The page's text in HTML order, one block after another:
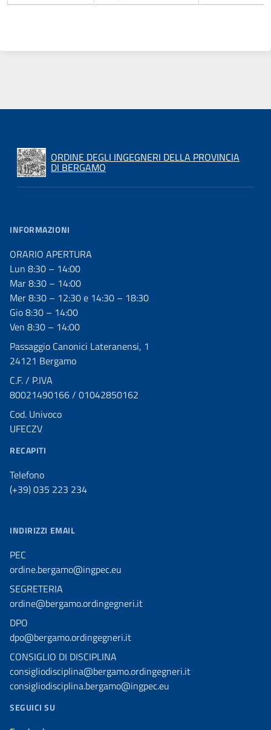
ORDINE DEGLI INGEGNERI DELLA PROVINCIA
DI BERGAMO
INFORMAZIONI
ORARIO APERTURA
Lun 8:30 – 14:00
Mar 8:30 – 14:00
Mer 8:30 – 12:30 e 14:30 – 18:30
Gio 8:30 – 14:00
Ven 8:30 – 14:00
Passaggio Canonici Lateranensi, 1
24121 Bergamo
C.F. / P.IVA
80021490166 / 01042850162
Cod. Univoco
UFECZV
RECAPITI
Telefono
(+39) 035 223 234
INDIRIZZI EMAIL
PEC
ordine.bergamo@ingpec.eu
SEGRETERIA
ordine@bergamo.ordingegneri.it
DPO
dpo@bergamo.ordingegneri.it
CONSIGLIO DI DISCIPLINA
consigliodisciplina@bergamo.ordingegneri.it
consigliodisciplina.bergamo@ingpec.eu
SEGUICI SU